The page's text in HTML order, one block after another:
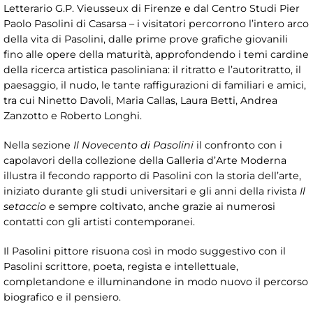
Letterario G.P. Vieusseux di Firenze e dal Centro Studi Pier
Paolo Pasolini di Casarsa – i visitatori percorrono l’intero arco
della vita di Pasolini, dalle prime prove grafiche giovanili
fino alle opere della maturità, approfondendo i temi cardine
della ricerca artistica pasoliniana: il ritratto e l’autoritratto, il
paesaggio, il nudo, le tante raffigurazioni di familiari e amici,
tra cui Ninetto Davoli, Maria Callas, Laura Betti, Andrea
Zanzotto e Roberto Longhi.
Nella sezione Il Novecento di Pasolini il confronto con i
capolavori della collezione della Galleria d’Arte Moderna
illustra il fecondo rapporto di Pasolini con la storia dell’arte,
iniziato durante gli studi universitari e gli anni della rivista Il
setaccio e sempre coltivato, anche grazie ai numerosi
contatti con gli artisti contemporanei.
Il Pasolini pittore risuona così in modo suggestivo con il
Pasolini scrittore, poeta, regista e intellettuale,
completandone e illuminandone in modo nuovo il percorso
biografico e il pensiero.